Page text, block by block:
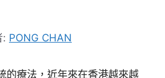
: PONG CHAN
的療法，近年來在香港越來越